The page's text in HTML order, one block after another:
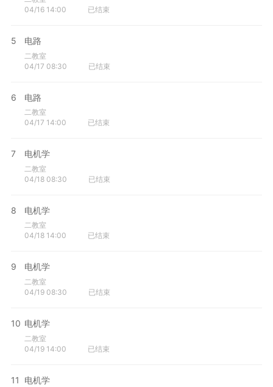
04/16 14:00
已结束
5 电路
二教室
04/17 08:30
已结束
6 电路
二教室
04/17 14:00
已结束
7 电机学
二教室
04/18 08:30
已结束
8 电机学
二教室
04/18 14:00
已结束
9 电机学
二教室
04/19 08:30
已结束
10 电机学
二教室
04/19 14:00
已结束
11 电机学